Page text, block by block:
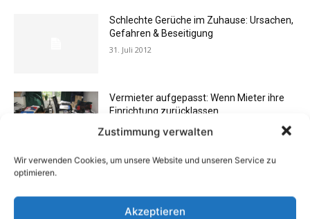
Zustimmung verwalten
Wir verwenden Cookies, um unsere Website und unseren Service zu
optimieren.
Akzeptieren
Schlechte Gerüche im Zuhause: Ursachen,
Gefahren & Beseitigung
31. Juli 2012
Vermieter aufgepasst: Wenn Mieter ihre
Einrichtung zurücklassen
24. April 2019